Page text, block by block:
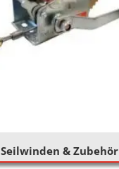
Seilwinden & Zubehör